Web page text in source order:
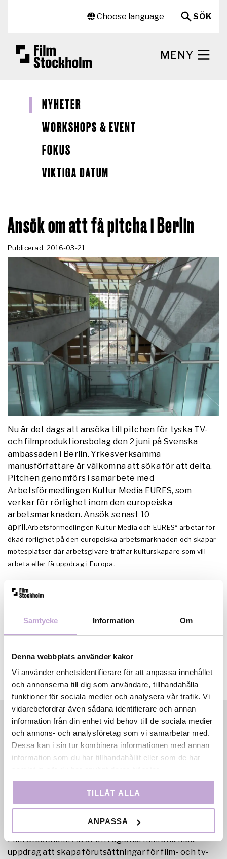
Samtycke Information Om
Denna webbplats använder kakor
Vi använder enhetsidentifierare för att anpassa innehållet
och annonserna till dig som användare, tillhandahålla
funktioner för sociala medier och analysera vår trafik. Vi
vidarebefordrar även sådana identifierare och annan
information från din enhet vid behov till de sociala medier
och annons- och analysföretag som vi samarbetar med.
Dessa kan i sin tur kombinera informationen med annan
information som du har tillhandahållit eller som de har
TILLÅT ALLA
ANPASSA
Choose language
SÖK
MENY
NYHETER
WORKSHOPS & EVENT
FOKUS
VIKTIGA DATUM
Ansök om att få pitcha i Berlin
Publicerad: 2016-03-21
Nu är det dags att ansöka till pitchen för tyska TV-
och filmproduktionsbolag den 2 juni på Svenska
ambassaden i Berlin. Yrkesverksamma
manusförfattare är välkomna att söka för att delta.
Pitchen genomförs i samarbete med
Arbetsförmedlingen Kultur Media EURES, som
verkar för rörlighet inom den europeiska
arbetsmarknaden. Ansök senast 10
april.Arbetsförmedlingen Kultur Media och EURES* arbetar för
ökad rörlighet på den europeiska arbetsmarknaden och skapar
mötesplatser där arbetsgivare träffar kulturskapare som vill
arbeta eller få uppdrag i Europa.
Läs mer om hur du ansöker på
webb här.
Film Stockholm AB är en regional filmfond med
uppdrag att skapa förutsättningar för film- och tv-